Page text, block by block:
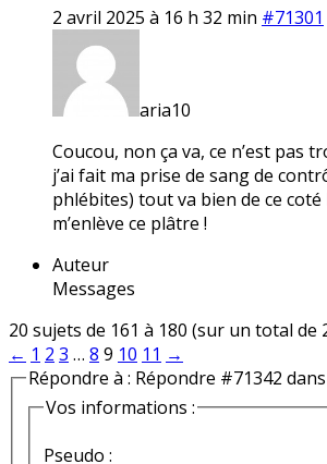
2 avril 2025 à 16 h 32 min #71301
aria10
Coucou, non ça va, ce n’est pas
j’ai fait ma prise de sang de
phlébites) tout va bien de ce coté
m’enlève ce plâtre !
Auteur
Messages
20 sujets de 161 à 180 (sur un total de
← 1 2 3 … 8 9 10 11 →
Répondre à : Répondre #71342
Vos informations :
Pseudo :